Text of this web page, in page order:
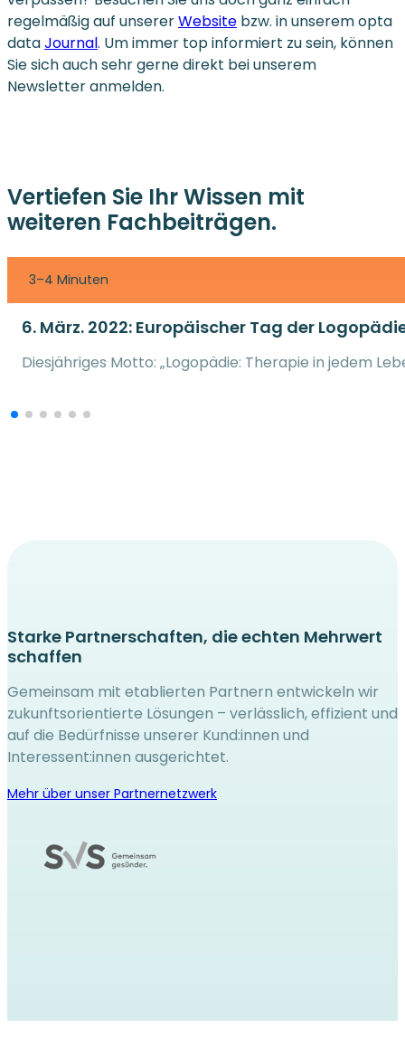
regelmäßig auf unsererWebsite bzw. in unserem opta
dataJournal. Um immer top informiert zu sein, können
Sie sich auch sehr gerne direkt bei unserem
Newsletter anmelden.
Vertiefen Sie Ihr Wissen mit
weiteren Fachbeiträgen.
3–4 Minuten
6. März. 2022: Europäischer Tag der
Diesjähriges Motto: „Logopädie: Therapie in jedem
Starke Partnerschaften, die echten Mehrwert
schaffen
Gemeinsam mit etablierten Partnern entwickeln wir
zukunftsorientierte Lösungen – verlässlich, effizient und
auf die Bedürfnisse unserer Kund:innen und
Interessent:innen ausgerichtet.
Mehr über unser Partnernetzwerk